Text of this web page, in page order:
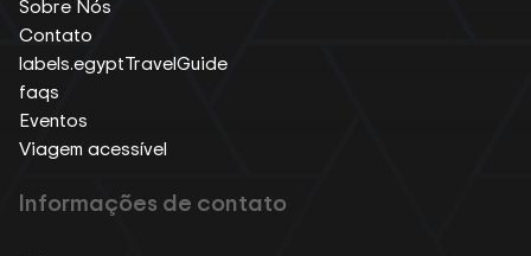
Sobre Nós
Contato
labels.egyptTravelGuide
faqs
Eventos
Viagem acessível
Informações de contato